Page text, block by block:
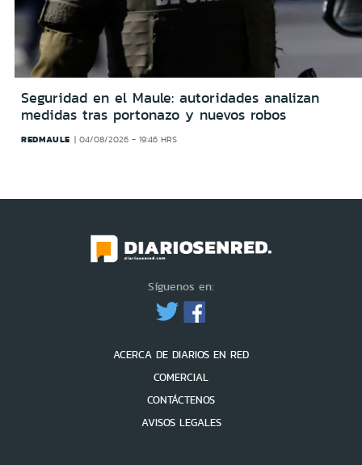
Seguridad en el Maule: autoridades analizan
medidas tras portonazo y nuevos robos
REDMAULE 04/08/2026 - 19:46 HRS
Síguenos en:
ACERCA DE DIARIOS EN RED
COMERCIAL
CONTÁCTENOS
AVISOS LEGALES